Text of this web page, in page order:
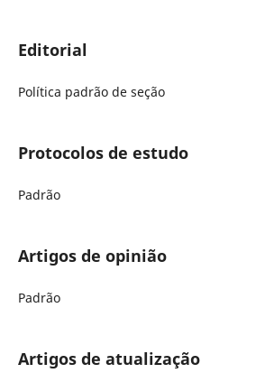
Editorial
Política padrão de seção
Protocolos de estudo
Padrão
Artigos de opinião
Padrão
Artigos de atualização